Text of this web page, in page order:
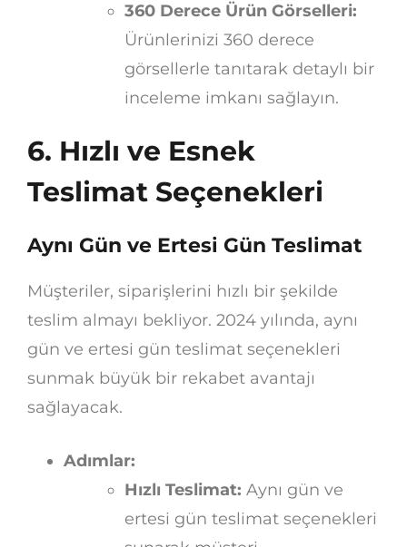
360 Derece Ürün Görselleri:
Ürünlerinizi 360 derece
görsellerle tanıtarak detaylı bir
inceleme imkanı sağlayın.
6. Hızlı ve Esnek
Teslimat Seçenekleri
Aynı Gün ve Ertesi Gün Teslimat
Müşteriler, siparişlerini hızlı bir şekilde
teslim almayı bekliyor. 2024 yılında, aynı
gün ve ertesi gün teslimat seçenekleri
sunmak büyük bir rekabet avantajı
sağlayacak.
Adımlar:
Hızlı Teslimat: Aynı gün ve
ertesi gün teslimat seçenekleri